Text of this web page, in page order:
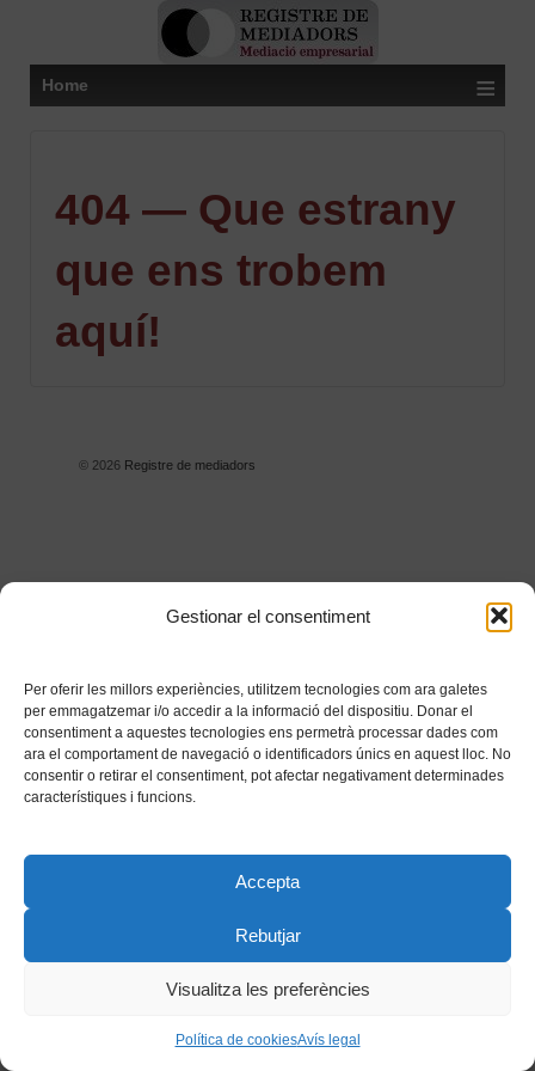
Gestionar el consentiment
Per oferir les millors experiències, utilitzem tecnologies com ara galetes
per emmagatzemar i/o accedir a la informació del dispositiu. Donar el
consentiment a aquestes tecnologies ens permetrà processar dades com
ara el comportament de navegació o identificadors únics en aquest lloc. No
consentir o retirar el consentiment, pot afectar negativament determinades
característiques i funcions.
Accepta
Rebutjar
Visualitza les preferències
Política de cookiesAvís legal
Home ≡
404 — Que estrany
que ens trobem
aquí!
© 2026Registre de mediadors